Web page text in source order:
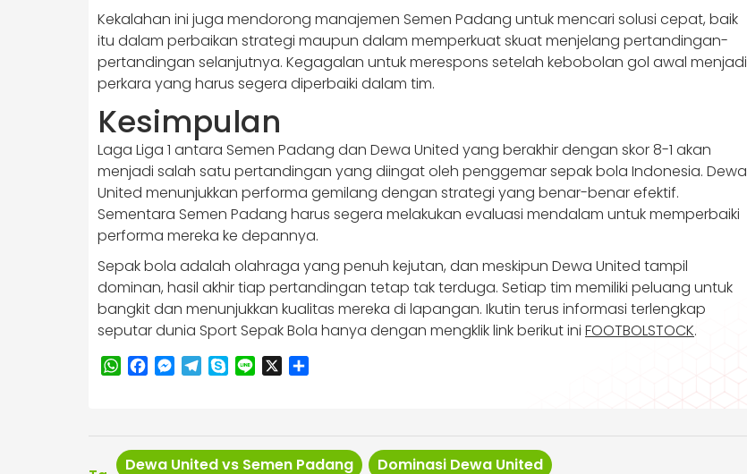
Kekalahan ini juga mendorong manajemen Semen Padang untuk mencari solusi cepat, baik
itu dalam perbaikan strategi maupun dalam memperkuat skuat menjelang pertandingan-
pertandingan selanjutnya. Kegagalan untuk merespons setelah kebobolan gol awal menjadi
perkara yang harus segera diperbaiki dalam tim.
Kesimpulan
Laga Liga 1 antara Semen Padang dan Dewa United yang berakhir dengan skor 8-1 akan
menjadi salah satu pertandingan yang diingat oleh penggemar sepak bola Indonesia. Dewa
United menunjukkan performa gemilang dengan strategi yang benar-benar efektif.
Sementara Semen Padang harus segera melakukan evaluasi mendalam untuk memperbaiki
performa mereka ke depannya.
Sepak bola adalah olahraga yang penuh kejutan, dan meskipun Dewa United tampil
dominan, hasil akhir tiap pertandingan tetap tak terduga. Setiap tim memiliki peluang untuk
bangkit dan menunjukkan kualitas mereka di lapangan. Ikutin terus informasi terlengkap
seputar dunia Sport Sepak Bola hanya dengan mengklik link berikut ini FOOTBOLSTOCK.
WhatsApp
Facebook
Messenger
Telegram
SkypeLine
Dewa United vs Semen Padang Dominasi Dewa United